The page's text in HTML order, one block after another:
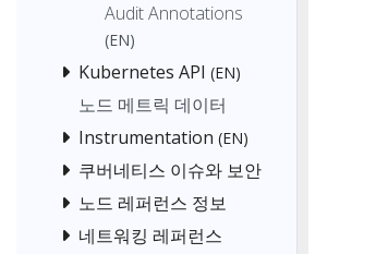
Audit Annotations
(EN)
Kubernetes API (EN)
노드 메트릭 데이터
Instrumentation (EN)
쿠버네티스 이슈와 보안
노드 레퍼런스 정보
네트워킹 레퍼런스